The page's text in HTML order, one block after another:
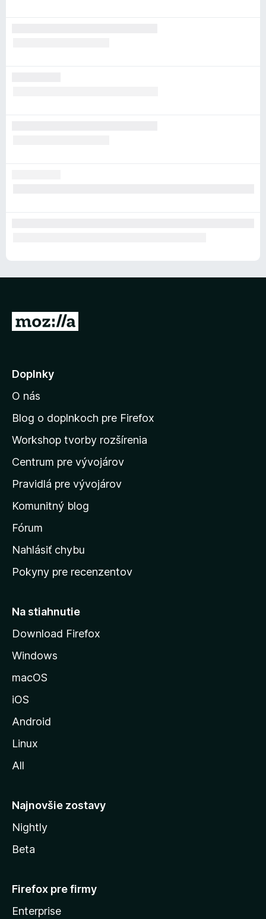
P
j
ť
n
d
o
m
v
s
k
s
r
n
k
o
z
l
Doplnky
O nás
Blog o doplnkoch pre Firefox
Workshop tvorby rozšírenia
Centrum pre vývojárov
Pravidlá pre vývojárov
Komunitný blog
Fórum
Nahlásiť chybu
Pokyny pre recenzentov
Na stiahnutie
Download Firefox
Windows
macOS
iOS
Android
Linux
All
Najnovšie zostavy
Nightly
Beta
Firefox pre firmy
Enterprise